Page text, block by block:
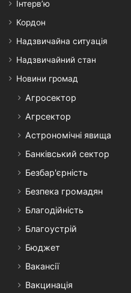
Інтерв’ю
Кордон
Надзвичайна ситуація
Надзвичайний стан
Новини громад
Агросектор
Агрсектор
Астрономічні явища
Банківський сектор
Безбар'єрність
Безпека громадян
Благодійність
Благоустрій
Бюджет
Вакансії
Вакцинація